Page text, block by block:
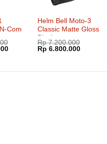
Com
Harga
Rp 3.850.000.
Helm Bell Moto-3
Classic Matte Gloss
Blackout
Rp7.200.000
Harga
aslinya
Rp 6.800.000Harga
Rp